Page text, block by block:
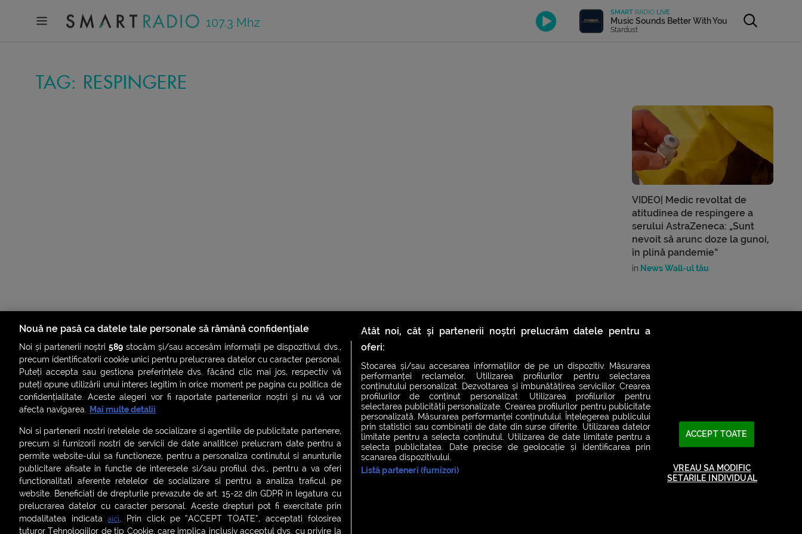
107.3 Mhz
SMART RADIO LIVE
Music Sounds Better With You
Stardust
TAG: RESPINGERE
VIDEO| Medic revoltat de
atitudinea de respingere a
serului AstraZeneca: „Sunt
nevoit să arunc doze la gunoi,
în plină pandemie”
în News Wall-ul tău
ȘTIRI SMART SHORTS NIGHT FEVER
LIVE FEVER CONCERT
ASCULTĂ ACUM RADIOURILE SMART
Termeni și condiții | Politica de confidențialitate | Politica de cookies | Contact
Contact:
office@smartradio.ro
Nouă ne pasă ca datele tale personale să rămână confidențiale
Noi și partenerii noștri589 stocăm și/sau accesăm informații pe dispozitivul dvs.,
precum identificatorii cookie unici pentru prelucrarea datelor cu caracter personal.
Puteți accepta sau gestiona preferințele dvs. făcând clic mai jos, respectiv vă
puteți opune utilizării unui interes legitim în orice moment pe pagina cu politica de
confidențialitate. Aceste alegeri vor fi raportate partenerilor noștri și nu vă vor
afecta navigarea. Mai multe detalii
Noi si partenerii nostri (retelele de socializare si agentiile de publicitate partenere,
precum si furnizorii nostri de servicii de date analitice) prelucram date pentru a
permite website-ului sa functioneze, pentru a personaliza continutul si anunturile
publicitare afisate in functie de interesele si/sau profilul dvs., pentru a va oferi
functionalitati aferente retelelor de socializare si pentru a analiza traficul pe
website. Beneficiati de drepturile prevazute de art. 15-22 din GDPR in legatura cu
prelucrarea datelor cu caracter personal. Aceste drepturi pot fi exercitate prin
modalitatea indicataaici. Prin click pe “ACCEPT TOATE”, acceptati folosirea
tuturor Tehnologiilor de tip Cookie, care implica inclusiv acceptul dvs. cu privire la
Atât noi, cât și partenerii noștri prelucrăm datele pentru a
oferi:
Stocarea și/sau accesarea informațiilor de pe un dispozitiv. Măsurarea
performanței reclamelor. Utilizarea profilurilor pentru selectarea
conținutului personalizat. Dezvoltarea și îmbunătățirea serviciilor. Crearea
profilurilor de conținut personalizat. Utilizarea profilurilor pentru
selectarea publicității personalizate. Crearea profilurilor pentru publicitate
personalizată. Măsurarea performanței conținutului. Înțelegerea publicului
prin statistici sau combinații de date din surse diferite. Utilizarea datelor
limitate pentru a selecta conținutul. Utilizarea de date limitate pentru a
selecta publicitatea. Date precise de geolocație și identificarea prin
scanarea dispozitivului.
Listă parteneri (furnizori)
ACCEPT TOATE
VREAU SA MODIFIC
SETARILE INDIVIDUAL